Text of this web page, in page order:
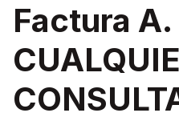
Factura A.